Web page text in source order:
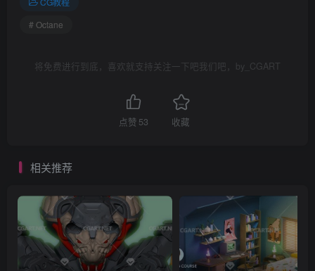
# Octane
将免费进行到底，喜欢就支持关注一下吧我们吧，by_CGART
点赞 53 收藏
相关推荐